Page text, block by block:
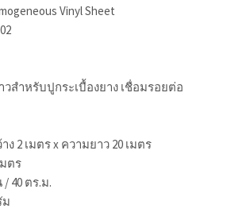
Vinyl Sheet
สำหรับปูกระเบื้องยาง เชื่อมรอยต่อ
2 เมตร x ความยาว 20 เมตร
ตร
40 ตร.ม.
ม